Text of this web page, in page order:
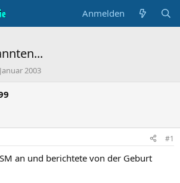
Anmelden
2003
#1
an und berichtete von der Geburt